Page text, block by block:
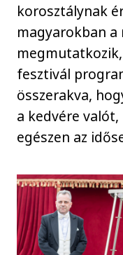
korosztálynak
magyarokban
fesztivál
összerakva,
a kedvére
egészen az